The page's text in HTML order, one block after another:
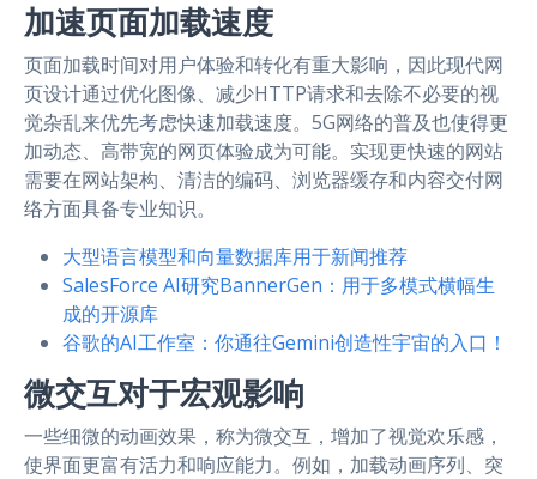
加速页面加载速度
页面加载时间对用户体验和转化有重大影响，因此现代网
页设计通过优化图像、减少HTTP请求和去除不必要的视
觉杂乱来优先考虑快速加载速度。5G网络的普及也使得更
加动态、高带宽的网页体验成为可能。实现更快速的网站
需要在网站架构、清洁的编码、浏览器缓存和内容交付网
络方面具备专业知识。
大型语言模型和向量数据库用于新闻推荐
SalesForce AI研究BannerGen：用于多模式横幅生
成的开源库
谷歌的AI工作室：你通往Gemini创造性宇宙的入口！
微交互对于宏观影响
一些细微的动画效果，称为微交互，增加了视觉欢乐感，
使界面更富有活力和响应能力。例如，加载动画序列、突